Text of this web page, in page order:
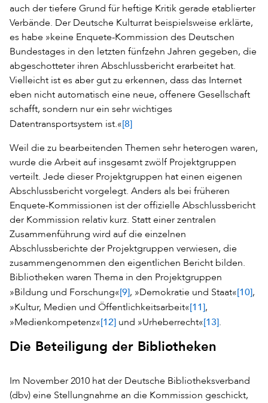
auch der tiefere Grund für heftige Kritik gerade etablierter
Verbände. Der Deutsche Kulturrat beispielsweise erklärte,
es habe »keine Enquete-Kommission des Deutschen
Bundestages in den letzten fünfzehn Jahren gegeben, die
abgeschotteter ihren Abschlussbericht erarbeitet hat.
Vielleicht ist es aber gut zu erkennen, dass das Internet
eben nicht automatisch eine neue, offenere Gesellschaft
schafft, sondern nur ein sehr wichtiges
Datentransportsystem ist.«[8]
Weil die zu bearbeitenden Themen sehr heterogen waren,
wurde die Arbeit auf insgesamt zwölf Projektgruppen
verteilt. Jede dieser Projektgruppen hat einen eigenen
Abschlussbericht vorgelegt. Anders als bei früheren
Enquete-Kommissionen ist der offizielle Abschlussbericht
der Kommission relativ kurz. Statt einer zentralen
Zusammenführung wird auf die einzelnen
Abschlussberichte der Projektgruppen verwiesen, die
zusammengenommen den eigentlichen Bericht bilden.
Bibliotheken waren Thema in den Projektgruppen
»Bildung und Forschung«[9], »Demokratie und Staat«[10],
»Kultur, Medien und Öffentlichkeitsarbeit«[11],
»Medienkompetenz«[12] und »Urheberrecht«[13].
Die Beteiligung der Bibliotheken
Im November 2010 hat der Deutsche Bibliotheksverband
(dbv) eine Stellungnahme an die Kommission geschickt,